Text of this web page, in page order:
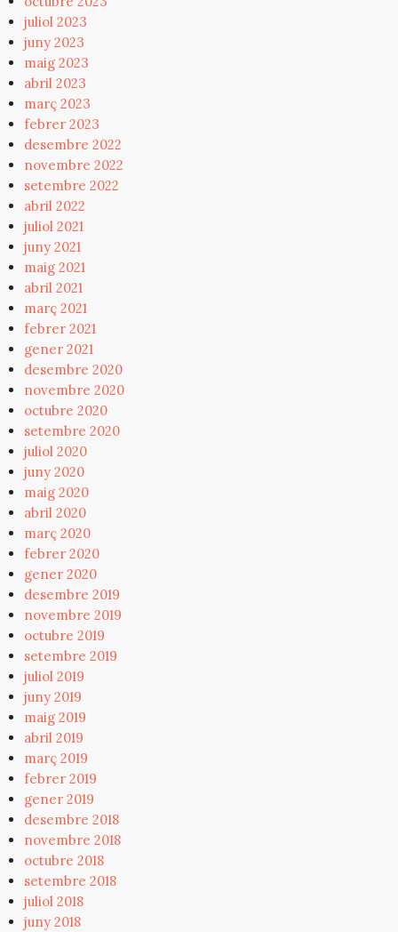
juliol 2023
juny 2023
maig 2023
abril 2023
març 2023
febrer 2023
desembre 2022
novembre 2022
setembre 2022
abril 2022
juliol 2021
juny 2021
maig 2021
abril 2021
març 2021
febrer 2021
gener 2021
desembre 2020
novembre 2020
octubre 2020
setembre 2020
juliol 2020
juny 2020
maig 2020
abril 2020
març 2020
febrer 2020
gener 2020
desembre 2019
novembre 2019
octubre 2019
setembre 2019
juliol 2019
juny 2019
maig 2019
abril 2019
març 2019
febrer 2019
gener 2019
desembre 2018
novembre 2018
octubre 2018
setembre 2018
juliol 2018
juny 2018